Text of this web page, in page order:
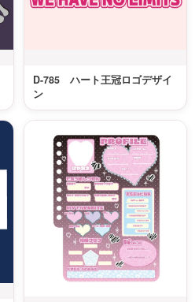
D-785 ハート王冠ロゴデザイ
ン